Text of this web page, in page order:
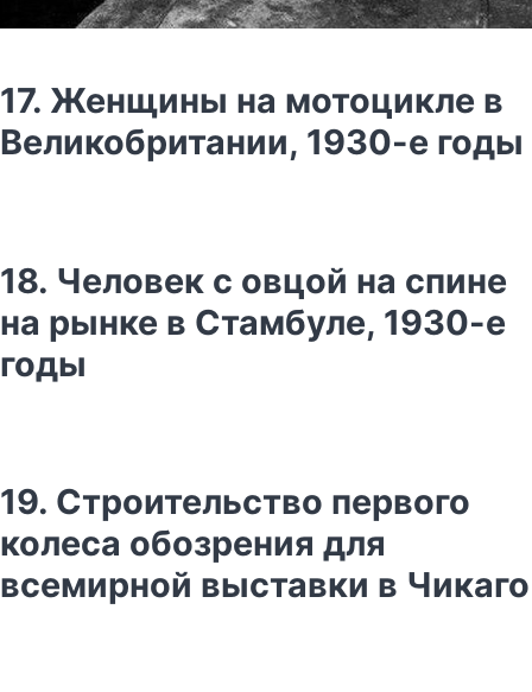
17. Женщины на мотоцикле в
Великобритании, 1930-е годы
18. Человек с овцой на спине
на рынке в Стамбуле, 1930-е
годы
19. Строительство первого
колеса обозрения для
всемирной выставки в Чикаго